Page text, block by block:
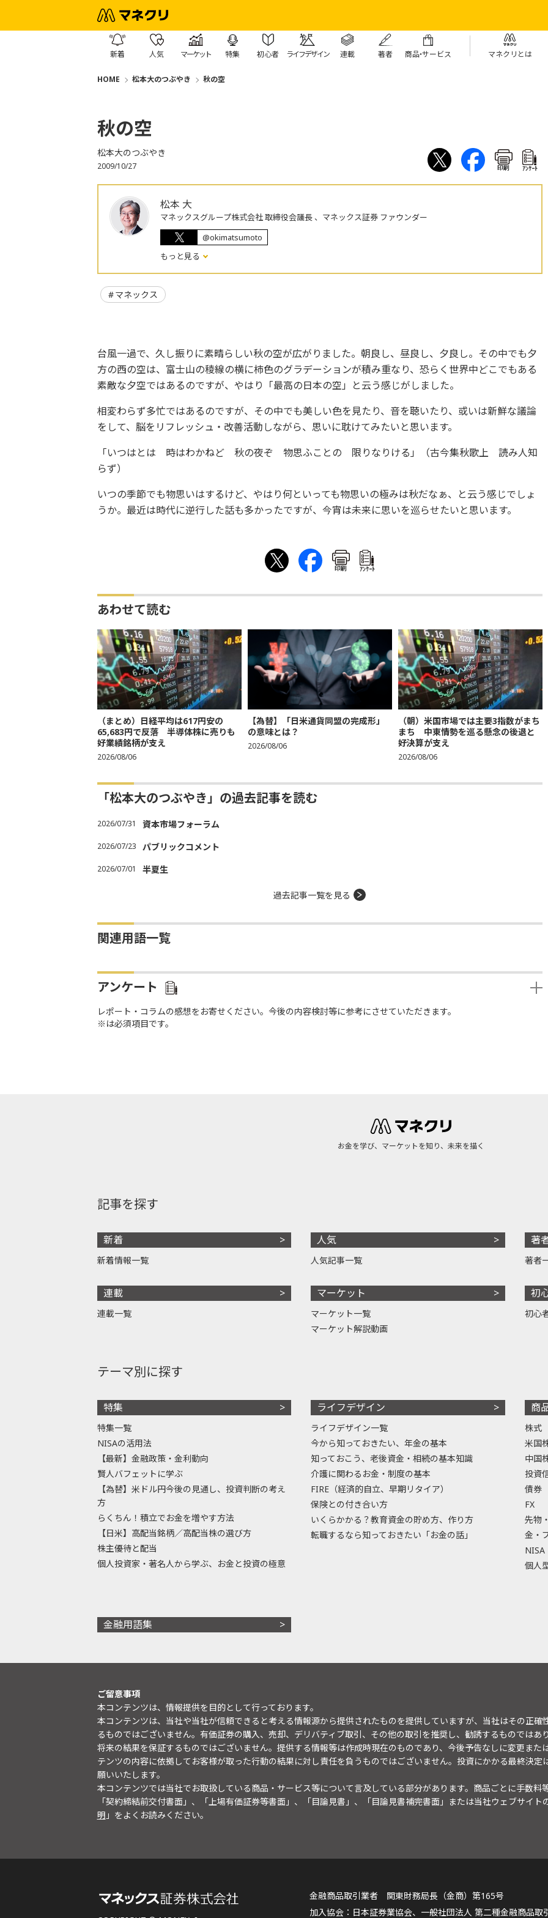
新着 人気 マーケット 特集 初心者 ライフデザイン 連載 著者 商品・サービス マネクリとは
HOME 松本大のつぶやき 秋の空
秋の空
松本大のつぶやき
2009/10/27 印刷 ｱﾝｹｰﾄ
松本 大
マネックスグループ株式会社 取締役会議長 、マネックス証券 ファウンダー
@okimatsumoto
もっと見る
マネックス
台風一過で、久し振りに素晴らしい秋の空が広がりました。朝良し、昼良し、夕良し。その中でも夕
方の西の空は、富士山の稜線の横に柿色のグラデーションが積み重なり、恐らく世界中どこでもある
素敵な夕空ではあるのですが、やはり「最高の日本の空」と云う感じがしました。
相変わらず多忙ではあるのですが、その中でも美しい色を見たり、音を聴いたり、或いは新鮮な議論
をして、脳をリフレッシュ・改善活動しながら、思いに耽けてみたいと思います。
「いつはとは 時はわかねど 秋の夜ぞ 物思ふことの 限りなりける」（古今集秋歌上 読み人知
らず）
いつの季節でも物思いはするけど、やはり何といっても物思いの極みは秋だなぁ、と云う感じでしょ
うか。最近は時代に逆行した話も多かったですが、今宵は未来に思いを巡らせたいと思います。
印刷 ｱﾝｹｰﾄ
あわせて読む
（まとめ）日経平均は617円安の
65,683円で反落 半導体株に売りも
好業績銘柄が支え
2026/08/06
【為替】「日米通貨同盟の完成形」
の意味とは？
2026/08/06
（朝）米国市場では主要3指数がまち
まち 中東情勢を巡る懸念の後退と
好決算が支え
2026/08/06
「松本大のつぶやき」の過去記事を読む
2026/07/31 資本市場フォーラム
2026/07/23 パブリックコメント
2026/07/01 半夏生
過去記事一覧を見る
関連用語一覧
アンケート
レポート・コラムの感想をお寄せください。今後の内容検討等に参考にさせていただきます。
※は必須項目です。
お金を学び、マーケットを知り、未来を描く
記事を探す
新着
新着情報一覧
連載
連載一覧
人気
人気記事一覧
マーケット
マーケット一覧
マーケット解説動画
著
著者
初
初心
テーマ別に探す
特集
特集一覧
NISAの活用法
【最新】金融政策・金利動向
賢人バフェットに学ぶ
【為替】米ドル円今後の見通し、投資判断の考え
方
らくちん！積立でお金を増やす方法
【日米】高配当銘柄／高配当株の選び方
株主優待と配当
個人投資家・著名人から学ぶ、お金と投資の極意
ライフデザイン
ライフデザイン一覧
今から知っておきたい、年金の基本
知っておこう、老後資金・相続の基本知識
介護に関わるお金・制度の基本
FIRE（経済的自立、早期リタイア）
保険との付き合い方
いくらかかる？教育資金の貯め方、作り方
転職するなら知っておきたい「お金の話」
商
株式
米国
中国
投資
債券
FX
先物
金・
NISA
個人
金融用語集
ご留意事項
本コンテンツは、情報提供を目的として行っております。
本コンテンツは、当社や当社が信頼できると考える情報源から提供されたものを提供していますが、当社はその正
るものではございません。有価証券の購入、売却、デリバティブ取引、その他の取引を推奨し、勧誘するものではあ
将来の結果を保証するものではございません。提供する情報等は作成時現在のものであり、今後予告なしに変更また
テンツの内容に依拠してお客様が取った行動の結果に対し責任を負うものではございません。投資にかかる最終決
願いいたします。
本コンテンツでは当社でお取扱している商品・サービス等について言及している部分があります。商品ごとに手数料
「契約締結前交付書面」、「上場有価証券等書面」、「目論見書」、「目論見書補完書面」または当社ウェブサイト
明 」をよくお読みください。
金融商品取引業者 関東財務局長（金商）第165号
日本証券業協会、一般社団法人 第二種金融商品取